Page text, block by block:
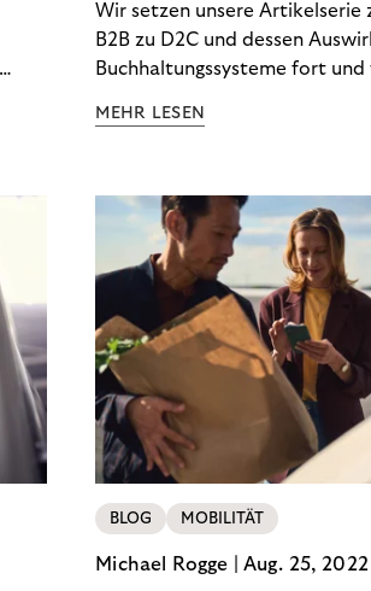
Wir setzen unsere Artikelserie
B2B zu D2C und dessen
Buchhaltungssysteme fort
im D2C-Bereich.
MEHR LESEN
BLOG MOBILITÄT
Michael Rogge | Aug. 25, 2022